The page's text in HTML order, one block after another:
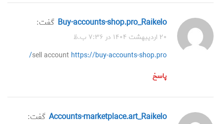
buy-accounts-shop.pro_Raikelo گفت:
۲۰ اردیبهشت ۱۴۰۴ در ۷:۳۶ ب.ظ
sell account https://buy-accounts-shop.pro/
پاسخ
accounts-marketplace.art_Raikelo گفت: